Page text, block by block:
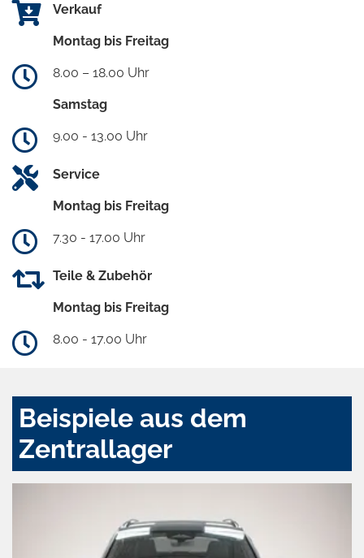
Verkauf
Montag bis Freitag
8.00 – 18.00 Uhr
Samstag
9.00 - 13.00 Uhr
Service
Montag bis Freitag
7.30 - 17.00 Uhr
Teile & Zubehör
Montag bis Freitag
8.00 - 17.00 Uhr
Beispiele aus dem
Zentrallager